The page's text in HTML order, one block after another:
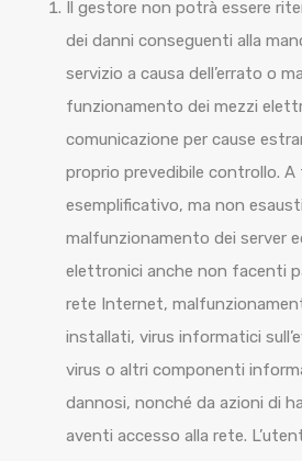
Il gestore non potrà essere
dei danni conseguenti alla
servizio a causa dell’errato o
funzionamento dei mezzi
comunicazione per cause
proprio prevedibile controllo.
esemplificativo, ma non
malfunzionamento dei server
elettronici anche non facenti
rete Internet,
installati, virus informatici
virus o altri componenti
dannosi, nonché da azioni di
aventi accesso alla rete.